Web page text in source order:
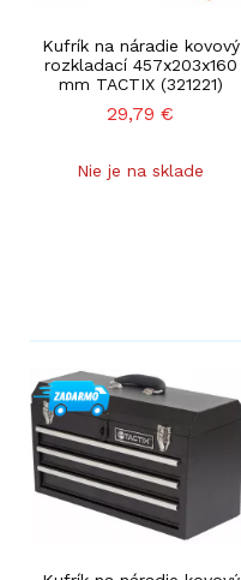
Kufrík na náradie kovový
rozkladací 457x203x160
mm TACTIX (321221)
29,79 €
Nie je na sklade